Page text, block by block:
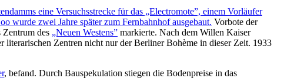
eine Versuchsstrecke für das „Electromote”, einem Vorläufer
wurde zwei Jahre später zum Fernbahnhof ausgebaut. Vorbote der
des „Neuen Westens” markierte. Nach dem Willen Kaiser
literarischen Zentren nicht nur der Berliner Bohème in dieser Zeit. 1933
, befand. Durch Bauspekulation stiegen die Bodenpreise in das